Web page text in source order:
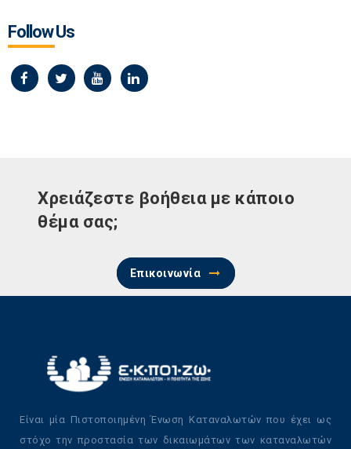
Follow Us
Χρειάζεστε βοήθεια με κάποιο
θέμα σας;
Επικοινωνία
Είναι μία Πιστοποιημένη Ένωση Καταναλωτών που έχει ως
στόχο την προστασία των δικαιωμάτων των καταναλωτών